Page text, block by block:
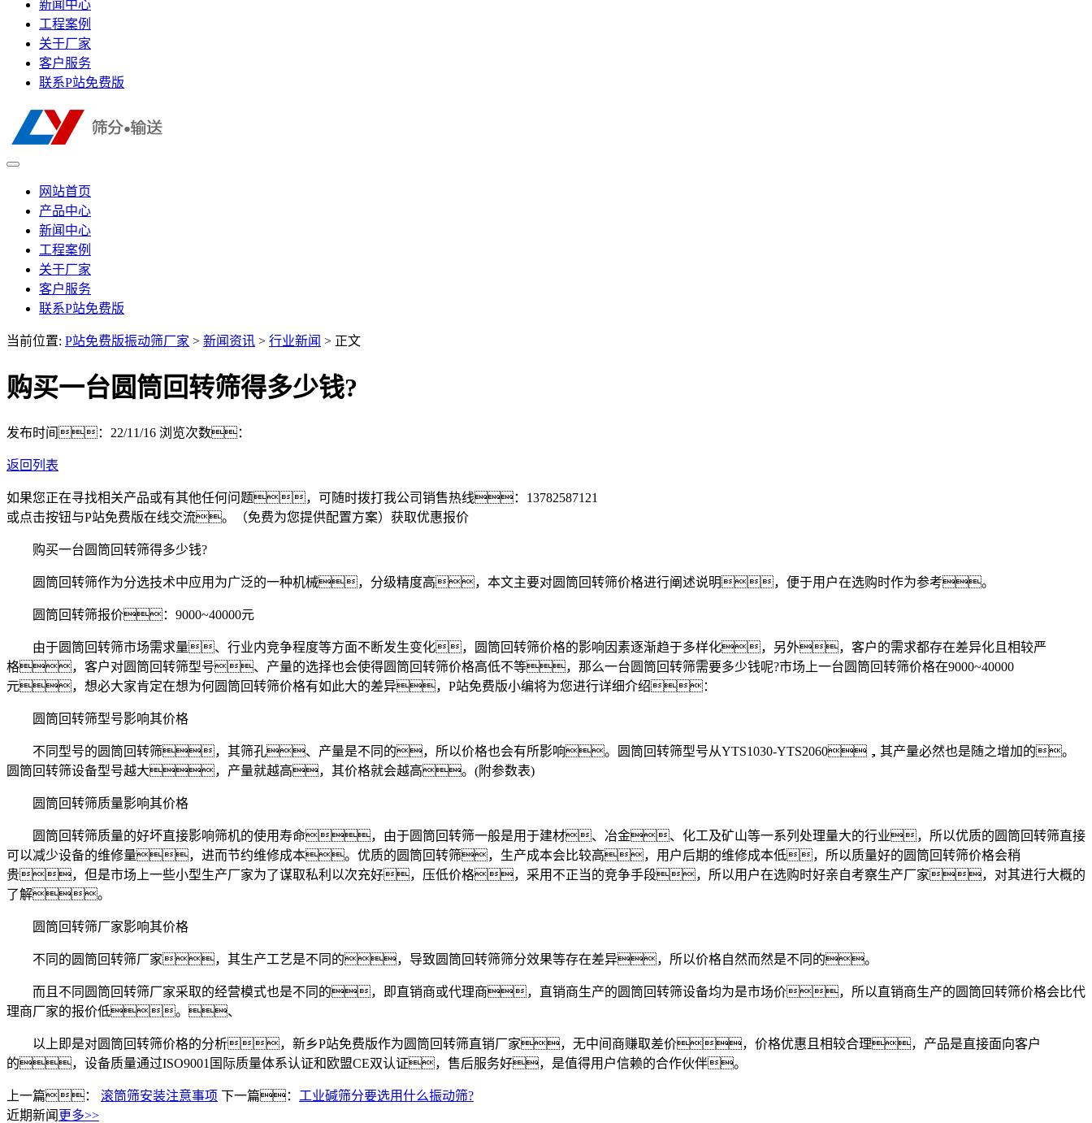
新闻中心
工程案例
关于厂家
客户服务
联系P站免费版
网站首页
产品中心
新闻中心
工程案例
关于厂家
客户服务
联系P站免费版
当前位置: P站免费版振动筛厂家 > 新闻资讯 > 行业新闻 > 正文
购买一台圆筒回转筛得多少钱?
发布时间：22/11/16 浏览次数：
返回列表
如果您正在寻找相关产品或有其他任何问题，可随时拨打我公司销售热线： 13782587121
或点击按钮与P站免费版在线交流。（免费为您提供配置方案） 获取优惠报价
购买一台圆筒回转筛得多少钱?
圆筒回转筛作为分选技术中应用为广泛的一种机械，分级精度高，本文主要对圆筒回转筛价格进行阐述说明，便于用户在选购时作为参考。
圆筒回转筛报价：9000~40000元
由于圆筒回转筛市场需求量、行业内竞争程度等方面不断发生变化，圆筒回转筛价格的影响因素逐渐趋于多样化，另外，客户的需求都存在差异化且相较严
格，客户对圆筒回转筛型号、产量的选择也会使得圆筒回转筛价格高低不等，那么一台圆筒回转筛需要多少钱呢?市场上一台圆筒回转筛价格在9000~40000
元，想必大家肯定在想为何圆筒回转筛价格有如此大的差异，P站免费版小编将为您进行详细介绍：
圆筒回转筛型号影响其价格
不同型号的圆筒回转筛，其筛孔、产量是不同的，所以价格也会有所影响。圆筒回转筛型号从YTS1030-YTS2060，其产量必然也是随之增加的。
圆筒回转筛设备型号越大，产量就越高，其价格就会越高。(附参数表)
圆筒回转筛质量影响其价格
圆筒回转筛质量的好坏直接影响筛机的使用寿命，由于圆筒回转筛一般是用于建材、冶金、化工及矿山等一系列处理量大的行业，所以优质的圆筒回转筛直接
可以减少设备的维修量，进而节约维修成本。优质的圆筒回转筛，生产成本会比较高，用户后期的维修成本低，所以质量好的圆筒回转筛价格会稍
贵，但是市场上一些小型生产厂家为了谋取私利以次充好，压低价格，采用不正当的竞争手段，所以用户在选购时好亲自考察生产厂家，对其进行大概的
了解。
圆筒回转筛厂家影响其价格
不同的圆筒回转筛厂家，其生产工艺是不同的，导致圆筒回转筛筛分效果等存在差异，所以价格自然而然是不同的。
而且不同圆筒回转筛厂家采取的经营模式也是不同的，即直销商或代理商，直销商生产的圆筒回转筛设备均为是市场价，所以直销商生产的圆筒回转筛价格会比代
理商厂家的报价低。、
以上即是对圆筒回转筛价格的分析，新乡P站免费版作为圆筒回转筛直销厂家，无中间商赚取差价，价格优惠且相较合理，产品是直接面向客户
的，设备质量通过ISO9001国际质量体系认证和欧盟CE双认证，售后服务好，是值得用户信赖的合作伙伴。
上一篇： 滚筒筛安装注意事项 下一篇： 工业碱筛分要选用什么振动筛?
近期新闻 更多>>